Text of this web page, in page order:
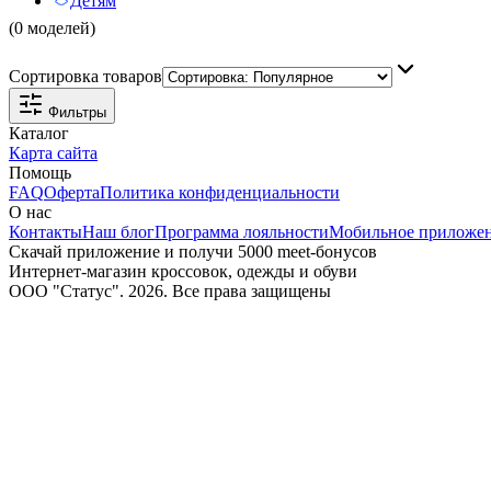
(0 моделей)
Сортировка товаров
Фильтры
Каталог
Карта сайта
Помощь
FAQОфертаПолитика конфиденциальности
О нас
КонтактыНаш блогПрограмма лояльностиМобильное
Скачай приложение и получи 5000 meet-бонусов
Интернет-магазин кроссовок, одежды и обуви
ООО "Статус". 2026. Все права защищены